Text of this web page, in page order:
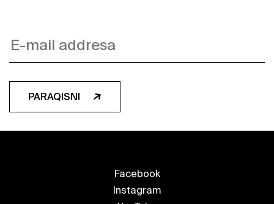
PARAQISNI
Facebook
Instagram